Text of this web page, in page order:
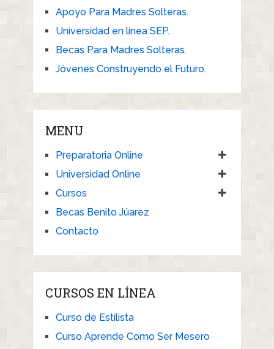
Apoyo Para Madres Solteras.
Universidad en línea SEP.
Becas Para Madres Solteras.
Jóvenes Construyendo el Futuro.
MENU
Preparatoria Online
Universidad Online
Cursos
Becas Benito Júarez
Contacto
CURSOS EN LÍNEA
Curso de Estilista
Curso Aprende Como Ser Mesero